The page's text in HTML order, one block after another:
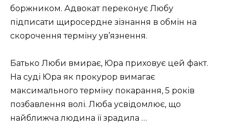
боржником. Адвокат переконує Любу
підписати щиросердне зізнання в обмін на
скорочення терміну ув’язнення.
Батько Люби вмирає, Юра приховує цей факт.
На суді Юра як прокурор вимагає
максимального терміну покарання, 5 років
позбавлення волі. Люба усвідомлює, що
найближча людина її зрадила …